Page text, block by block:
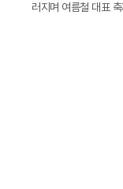
러지며 여름철 대표